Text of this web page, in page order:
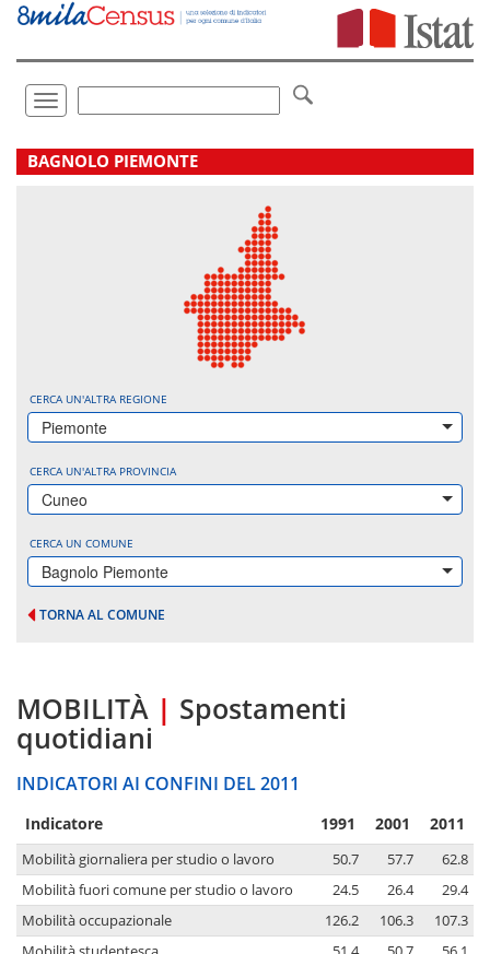
Vai
direttamente
Toggle
navigation
.
BAGNOLO PIEMONTE
CERCA UN'ALTRA REGIONE
Piemonte
CERCA UN'ALTRA PROVINCIA
Cuneo
CERCA UN COMUNE
Bagnolo Piemonte
TORNA AL COMUNE
MOBILITÀ | Spostamenti
quotidiani
INDICATORI AI CONFINI DEL 2011
Indicatore 1991 2001 2011
Mobilità giornaliera per studio o lavoro 50.7 57.7
62.8
Mobilità fuori comune per studio o lavoro
24.5 26.4
29.4
Mobilità occupazionale
126.2 106.3
107.3